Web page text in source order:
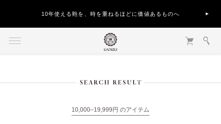
10年使える鞄を、時を重ねるほどに価値あるものへ
10,000–19,999円 のアイテム